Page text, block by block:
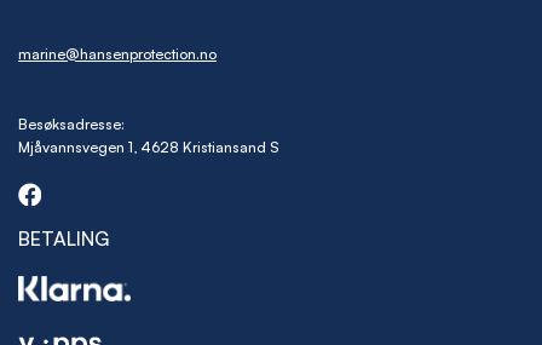
marine@hansenprotection.no
Besøksadresse:
Mjåvannsvegen 1, 4628 Kristiansand S
BETALING